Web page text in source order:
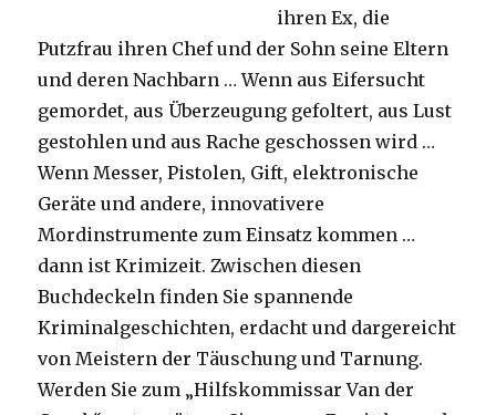
ihren Ex, die
Putzfrau ihren Chef und der Sohn seine Eltern
und deren Nachbarn … Wenn aus Eifersucht
gemordet, aus Überzeugung gefoltert, aus Lust
gestohlen und aus Rache geschossen wird …
Wenn Messer, Pistolen, Gift, elektronische
Geräte und andere, innovativere
Mordinstrumente zum Einsatz kommen …
dann ist Krimizeit. Zwischen diesen
Buchdeckeln finden Sie spannende
Kriminalgeschichten, erdacht und dargereicht
von Meistern der Täuschung und Tarnung.
Werden Sie zum „Hilfskommissar Van der